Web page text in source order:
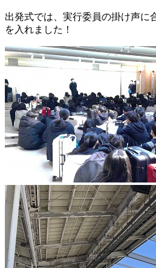
出発式では、実行委員の掛け声に
を入れました！